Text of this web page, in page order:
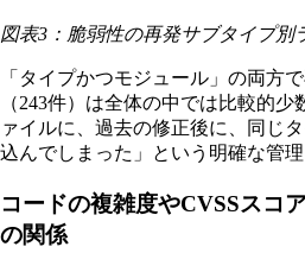
図表3：脆弱性の再発サブタイプ別
「タイプかつモジュール」の両方
（243件）は全体の中では比較的
ァイルに、過去の修正後に、同じ
込んでしまった」という明確な管
コードの複雑度やCVSSスコ
の関係